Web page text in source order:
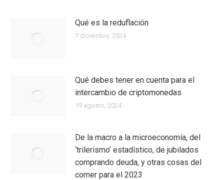
Qué es la reduflación
7 diciembre, 2024
Qué debes tener en cuenta para el
intercambio de criptomonedas
19 agosto, 2024
De la macro a la microeconomía, del
‘trilerismo’ estadístico, de jubilados
comprando deuda, y otras cosas del
comer para el 2023